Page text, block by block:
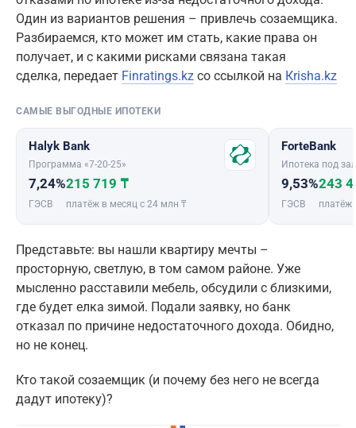
Один из вариантов решения – привлечь созаемщика.
Разбираемся, кто может им стать, какие права он
получает, и с какими рисками связана такая
сделка, передает Finratings.kz со ссылкой на Кrisha.kz
САМЫЕ ВЫГОДНЫЕ ИПОТЕКИ
Halyk Bank
Программа «7-20-25»
7,24%
ГЭСВ
215 719 ₸
платёж в месяц с 24 млн ₸
ForteBank
Ипотека под
9,53%
ГЭСВ
243
платёж
Представьте: вы нашли квартиру мечты –
просторную, светлую, в том самом районе. Уже
мысленно расставили мебель, обсудили с близкими,
где будет елка зимой. Подали заявку, но банк
отказал по причине недостаточного дохода. Обидно,
но не конец.
Кто такой созаемщик (и почему без него не всегда
дадут ипотеку)?